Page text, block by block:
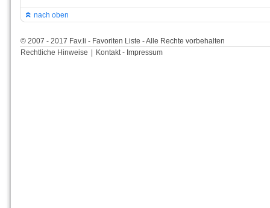
nach oben
© 2007 - 2017 Fav.li - Favoriten Liste - Alle Rechte vorbehalten
Rechtliche Hinweise
Kontakt - Impressum